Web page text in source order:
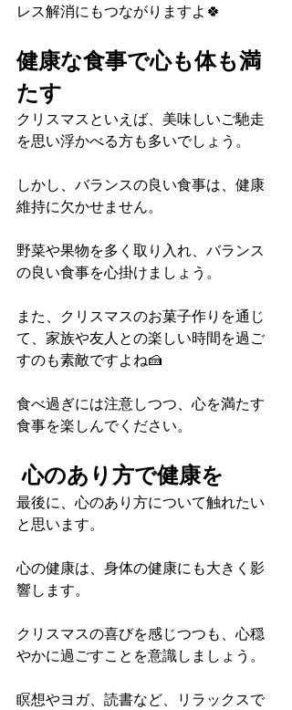
レス解消にもつながりますよ🍀
健康な食事で心も体も満
たす
クリスマスといえば、美味しいご馳走
を思い浮かべる方も多いでしょう。
しかし、バランスの良い食事は、健康
維持に欠かせません。
野菜や果物を多く取り入れ、バランス
の良い食事を心掛けましょう。
また、クリスマスのお菓子作りを通じ
て、家族や友人との楽しい時間を過ご
すのも素敵ですよね🍰
食べ過ぎには注意しつつ、心を満たす
食事を楽しんでください。
心のあり方で健康を
最後に、心のあり方について触れたい
と思います。
心の健康は、身体の健康にも大きく影
響します。
クリスマスの喜びを感じつつも、心穏
やかに過ごすことを意識しましょう。
瞑想やヨガ、読書など、リラックスで